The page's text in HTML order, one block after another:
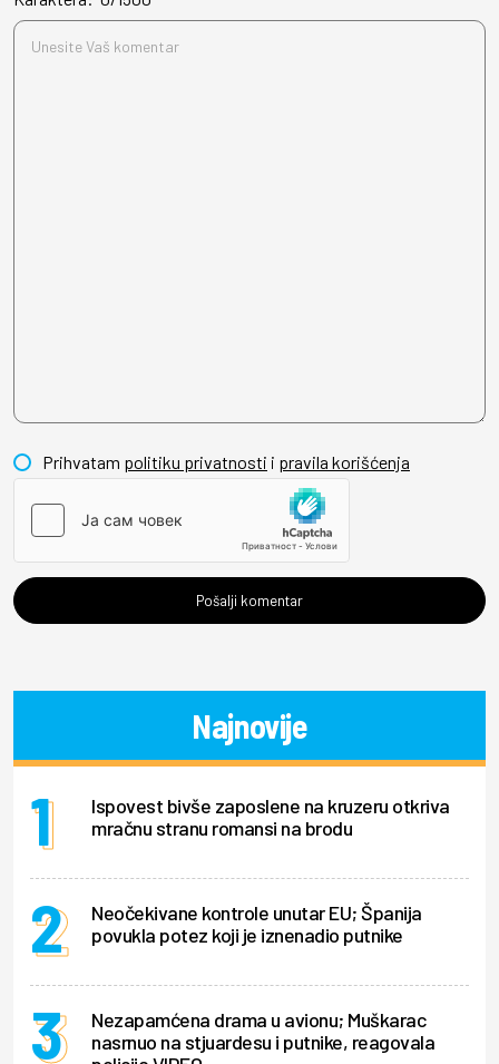
Prihvatam politiku privatnosti i pravila korišćenja
Pošalji komentar
Najnovije
Ispovest bivše zaposlene na kruzeru otkriva
mračnu stranu romansi na brodu
Neočekivane kontrole unutar EU; Španija
povukla potez koji je iznenadio putnike
Nezapamćena drama u avionu; Muškarac
nasrnuo na stjuardesu i putnike, reagovala